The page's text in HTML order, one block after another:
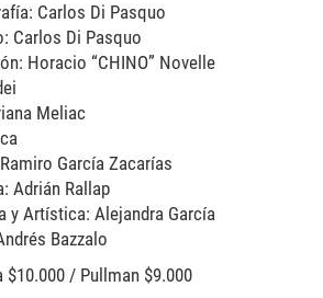
Carlos Di Pasquo
Carlos Di Pasquo
Horacio “CHINO” Novelle
Meliac
García Zacarías
Adrián Rallap
y Artística: Alejandra García
Bazzalo
/ Pullman $9.000